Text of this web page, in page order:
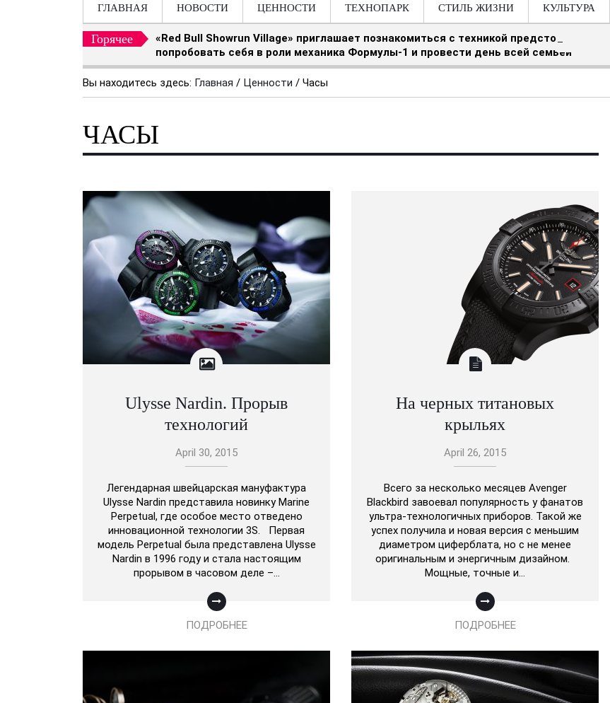
ГЛАВНАЯ НОВОСТИ ЦЕННОСТИ ТЕХНОПАРК СТИЛЬ ЖИЗНИ КУЛЬТУРА
Горячее
«Red Bull Showrun Village» приглашает познакомиться с техникой предстоящего шоу,
попробовать себя в роли механика Формулы-1 и провести день всей семьей
Вы находитесь здесь: Главная / Ценности / Часы
ЧАСЫ
Ulysse Nardin. Прорыв
технологий
April 30, 2015
Легендарная швейцарская мануфактура
Ulysse Nardin представила новинку Marine
Perpetual, где особое место отведено
инновационной технологии 3S. Первая
модель Perpetual была представлена Ulysse
Nardin в 1996 году и стала настоящим
прорывом в часовом деле –…
ПОДРОБНЕЕ
На черных титановых
крыльях
April 26, 2015
Всего за несколько месяцев Avenger
Blackbird завоевал популярность у фанатов
ультра-технологичных приборов. Такой же
успех получила и новая версия с меньшим
диаметром циферблата, но с не менее
оригинальным и энергичным дизайном.
Мощные, точные и…
ПОДРОБНЕЕ